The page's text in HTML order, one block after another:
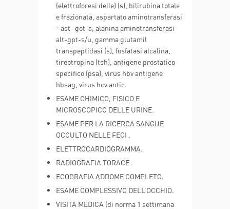
(elettroforesi delle) (s), bilirubina totale
e frazionata, aspartato aminotransferasi
- ast- got-s, alanina aminotransferasi
alt-gpt-s/u, gamma glutamil
transpeptidasi (s), fosfatasi alcalina,
tireotropina (tsh), antigene prostatico
specifico (psa), virus hbv antigene
hbsag, virus hcv antic.
ESAME CHIMICO, FISICO E
MICROSCOPICO DELLE URINE.
ESAME PER LA RICERCA SANGUE
OCCULTO NELLE FECI .
ELETTROCARDIOGRAMMA.
RADIOGRAFIA TORACE .
ECOGRAFIA ADDOME COMPLETO.
ESAME COMPLESSIVO DELL’OCCHIO.
VISITA MEDICA (di norma 1 settimana